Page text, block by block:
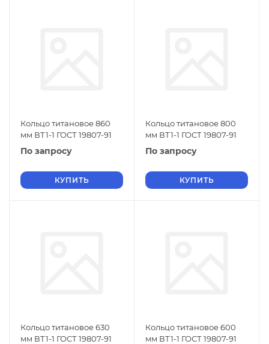
Кольцо титановое 860
мм ВТ1-1 ГОСТ 19807-91
По запросу
КУПИТЬ
Кольцо титановое 800
мм ВТ1-1 ГОСТ 19807-91
По запросу
КУПИТЬ
Кольцо титановое 630
мм ВТ1-1 ГОСТ 19807-91
Кольцо титановое 600
мм ВТ1-1 ГОСТ 19807-91